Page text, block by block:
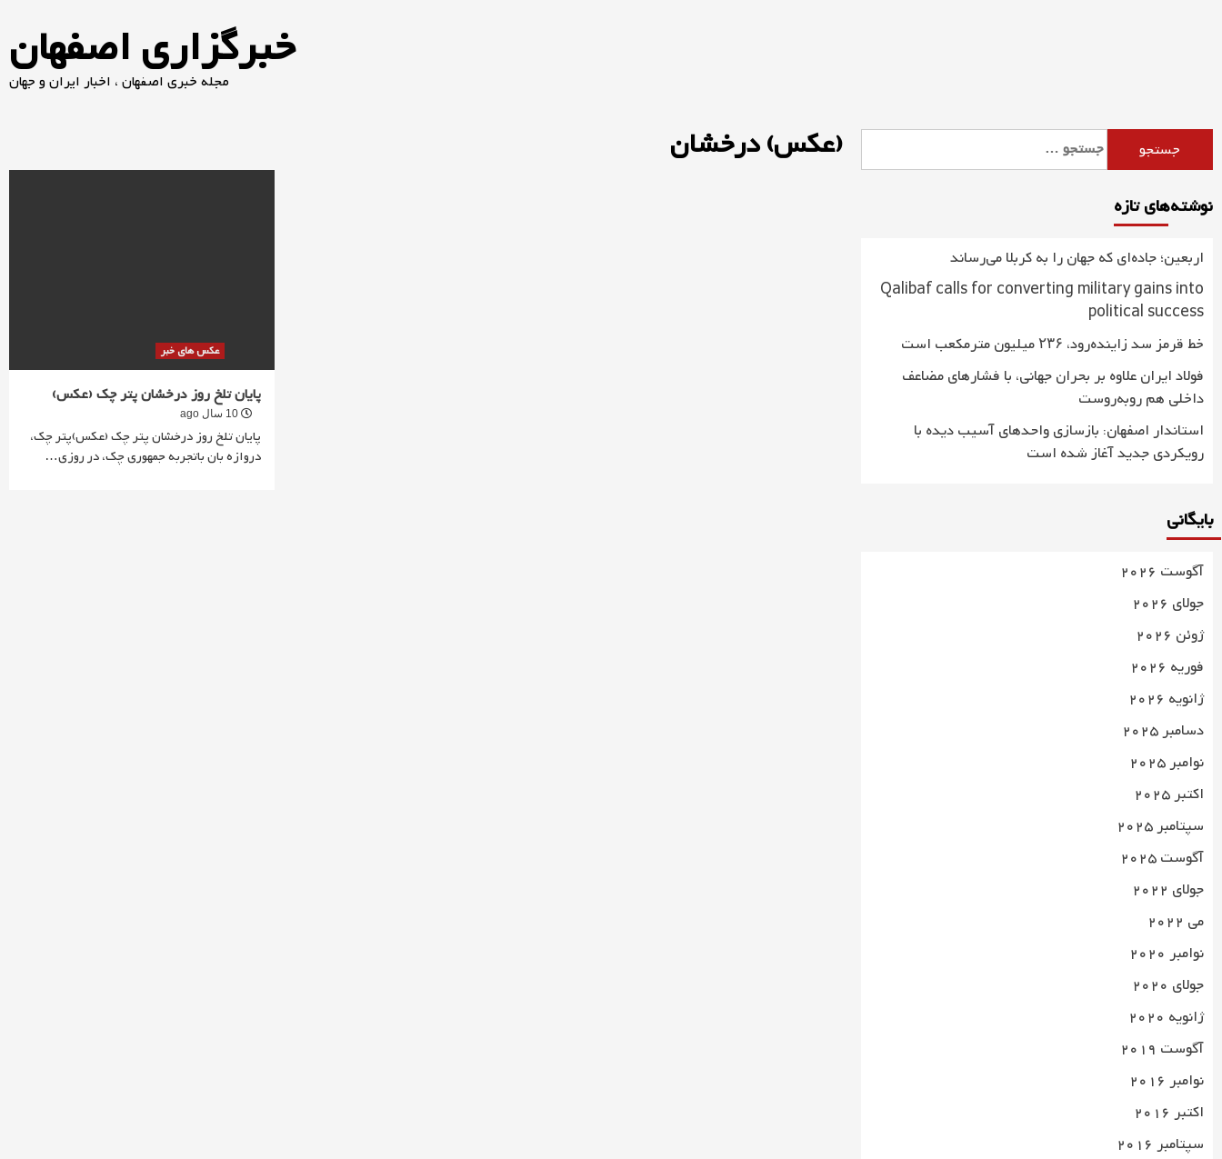
خبرگزاری اصفهان
مجله خبری اصفهان ، اخبار ایران و جهان
(عکس) درخشان
عکس های خبر
پایان تلخ روز درخشان پتر چک (عکس)
10 سال ago
پایان تلخ روز درخشان پتر چک (عکس)پتر چک،
دروازه بان باتجربه جمهوری چک، در روزی…
برای:
نوشته‌های تازه
اربعین؛ جاده‌ای که جهان را به کربلا می‌رساند
Qalibaf calls for converting military gains into
political success
خط قرمز سد زاینده‌رود، ۲۳۶ میلیون مترمکعب است
فولاد ایران علاوه بر بحران جهانی، با فشارهای مضاعف
داخلی هم روبه‌روست
استاندار اصفهان: بازسازی واحدهای آسیب دیده با
رویکردی جدید آغاز شده است
بایگانی
آگوست 2026
جولای 2026
ژوئن 2026
فوریه 2026
ژانویه 2026
دسامبر 2025
نوامبر 2025
اکتبر 2025
سپتامبر 2025
آگوست 2025
جولای 2022
می 2022
نوامبر 2020
جولای 2020
ژانویه 2020
آگوست 2019
نوامبر 2016
اکتبر 2016
سپتامبر 2016